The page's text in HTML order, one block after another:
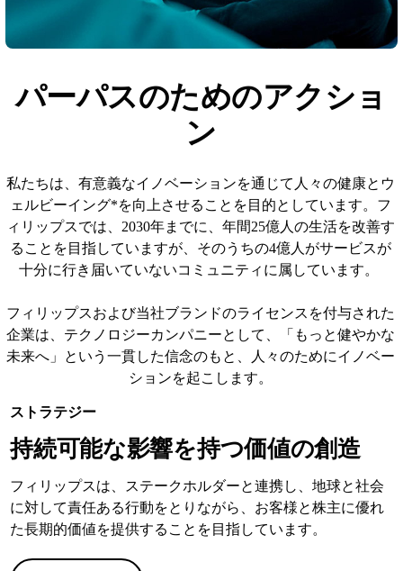
パーパスのためのアクショ
ン
私たちは、有意義なイノベーションを通じて人々の健康とウ
ェルビーイング*を向上させることを目的としています。フ
ィリップスでは、2030年までに、年間25億人の生活を改善す
ることを目指していますが、そのうちの4億人がサービスが
十分に行き届いていないコミュニティに属しています。
フィリップスおよび当社ブランドのライセンスを付与された
企業は、テクノロジーカンパニーとして、「もっと健やかな
未来へ」という一貫した信念のもと、人々のためにイノベー
ションを起こします。
ストラテジー
持続可能な影響を持つ価値の創造
フィリップスは、ステークホルダーと連携し、地球と社会
に対して責任ある行動をとりながら、お客様と株主に優れ
た長期的価値を提供することを目指しています。